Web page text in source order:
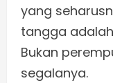
yang
tangga
Bukan
segalanya.